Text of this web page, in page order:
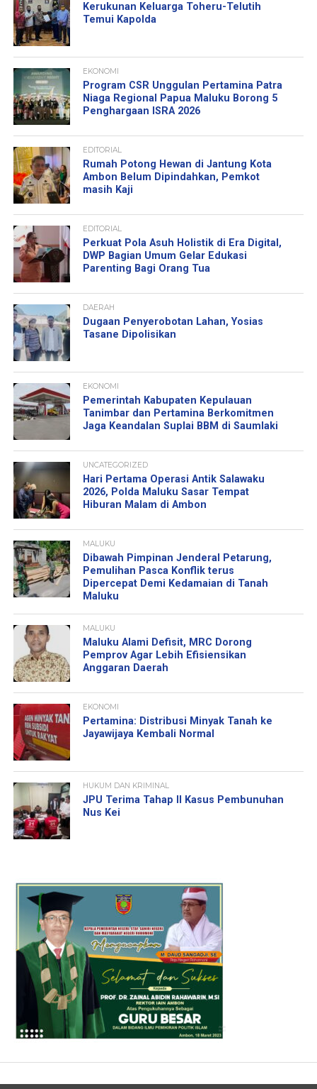
Kerukunan Keluarga Toheru-Telutih
Temui Kapolda
EKONOMI
Program CSR Unggulan Pertamina Patra
Niaga Regional Papua Maluku Borong 5
Penghargaan ISRA 2026
EDITORIAL
Rumah Potong Hewan di Jantung Kota
Ambon Belum Dipindahkan, Pemkot
masih Kaji
EDITORIAL
Perkuat Pola Asuh Holistik di Era Digital,
DWP Bagian Umum Gelar Edukasi
Parenting Bagi Orang Tua
DAERAH
Dugaan Penyerobotan Lahan, Yosias
Tasane Dipolisikan
EKONOMI
Pemerintah Kabupaten Kepulauan
Tanimbar dan Pertamina Berkomitmen
Jaga Keandalan Suplai BBM di Saumlaki
UNCATEGORIZED
Hari Pertama Operasi Antik Salawaku
2026, Polda Maluku Sasar Tempat
Hiburan Malam di Ambon
MALUKU
Dibawah Pimpinan Jenderal Petarung,
Pemulihan Pasca Konflik terus
Dipercepat Demi Kedamaian di Tanah
Maluku
MALUKU
Maluku Alami Defisit, MRC Dorong
Pemprov Agar Lebih Efisiensikan
Anggaran Daerah
EKONOMI
Pertamina: Distribusi Minyak Tanah ke
Jayawijaya Kembali Normal
HUKUM DAN KRIMINAL
JPU Terima Tahap II Kasus Pembunuhan
Nus Kei